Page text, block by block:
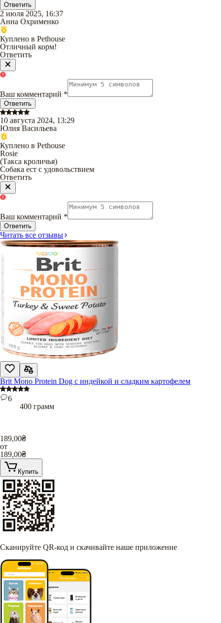
Ответить
2 июля 2025, 16:37
Анна Охрименко
Куплено в Pethouse
Отличный корм!
Ответить
Ваш комментарий *
Ответить
10 августа 2024, 13:29
Юлия Васильева
Куплено в Pethouse
Rosie
(Такса кроличья)
Собака ест с удовольствием
Ответить
Ваш комментарий *
Ответить
Читать все отзывы
Brit Mono Protein Dog с индейкой и сладким картофелем
6
400 грамм
189,00₴
от
189,00₴
Купить
Сканируйте QR-код и скачивайте наше приложение